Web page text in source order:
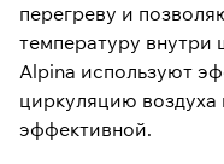
перегреву и
температуру
Alpina используют
циркуляцию
эффективной.